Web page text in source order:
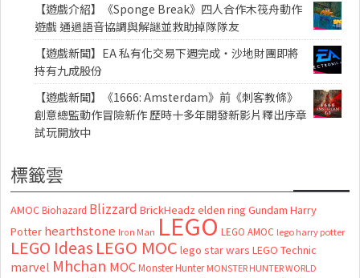
【遊戲介紹】《Sponge Break》四人合作木筏舟動作
遊戲 通過語音協調與解謎並救助掉隊隊友
【遊戲新聞】EA 私有化交易下週完成・沙地財團即將
持有九成股份
【遊戲新聞】《1666: Amsterdam》前《刺客教條》
創意總監動作冒險新作 歷時十多年開發新影片釋出序章
試玩開放中
標籤雲
AMOC Biohazard Blizzard BrickHeadz elden ring Gundam Harry
Potter hearthstone Iron Man LEGO LEGO AMOC lego harry potter
LEGO Ideas LEGO MOC lego star wars LEGO Technic
marvel Mhchan MOC Monster Hunter MONSTER HUNTER WORLD